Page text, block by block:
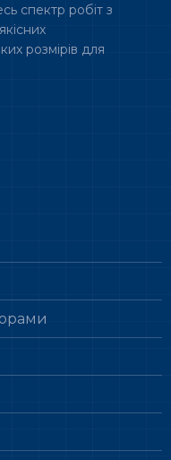
спектр робіт з
розмірів для